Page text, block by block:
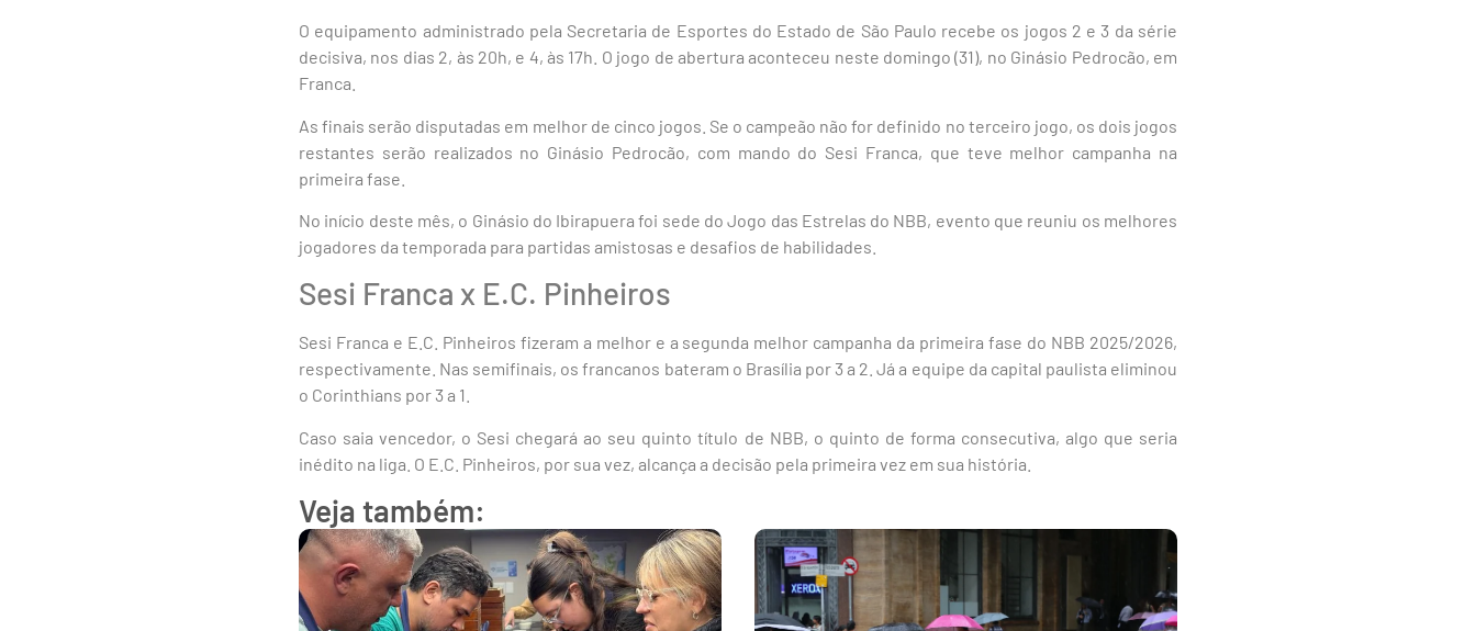
O equipamento administrado pela Secretaria de Esportes do Estado de São Paulo recebe os jogos 2 e 3 da série
decisiva, nos dias 2, às 20h, e 4, às 17h. O jogo de abertura aconteceu neste domingo (31), no Ginásio Pedrocão, em
Franca.
As finais serão disputadas em melhor de cinco jogos. Se o campeão não for definido no terceiro jogo, os dois jogos
restantes serão realizados no Ginásio Pedrocão, com mando do Sesi Franca, que teve melhor campanha na
primeira fase.
No início deste mês, o Ginásio do Ibirapuera foi sede do Jogo das Estrelas do NBB, evento que reuniu os melhores
jogadores da temporada para partidas amistosas e desafios de habilidades.
Sesi Franca x E.C. Pinheiros
Sesi Franca e E.C. Pinheiros fizeram a melhor e a segunda melhor campanha da primeira fase do NBB 2025/2026,
respectivamente. Nas semifinais, os francanos bateram o Brasília por 3 a 2. Já a equipe da capital paulista eliminou
o Corinthians por 3 a 1.
Caso saia vencedor, o Sesi chegará ao seu quinto título de NBB, o quinto de forma consecutiva, algo que seria
inédito na liga. O E.C. Pinheiros, por sua vez, alcança a decisão pela primeira vez em sua história.
Veja também: